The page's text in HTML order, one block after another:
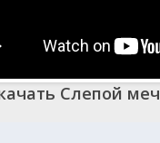
Слепой